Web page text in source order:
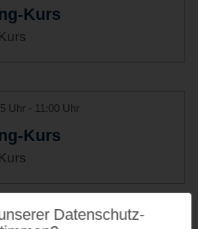
Kurs
Uhr - 11:00 Uhr
Kurs
Datenschutz­